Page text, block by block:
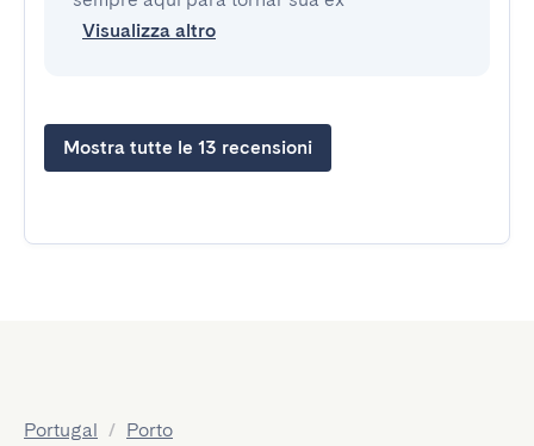
Visualizza altro
Mostra tutte le 13 recensioni
Portugal / Porto